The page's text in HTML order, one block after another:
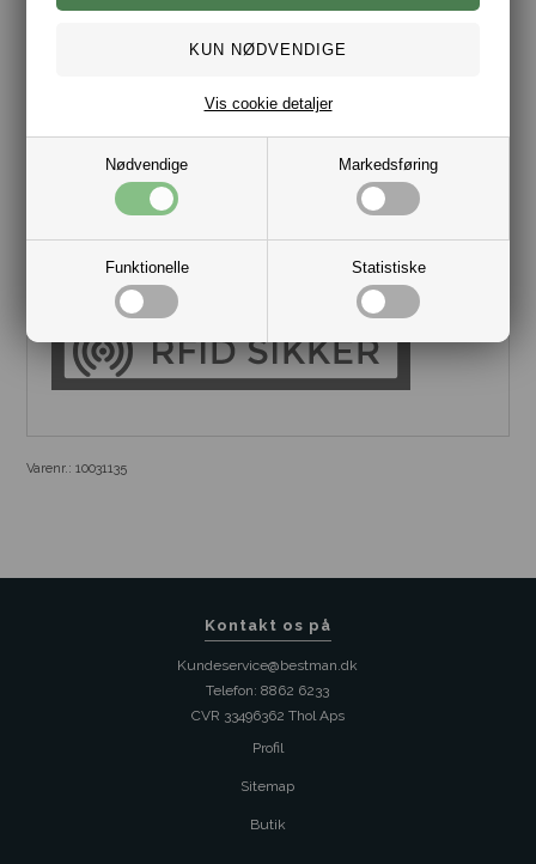
Nødvendige Markedsføring
Funktionelle Statistiske
Vis cookie detaljer
Secrid kortholdere er udført i den bedste kvalitet og det vil
Varenr.:10031135
Kontakt os på
Kundeservice@bestman.dk
Telefon: 8862 6233
CVR 33496362 Thol Aps
Profil
Sitemap
Butik